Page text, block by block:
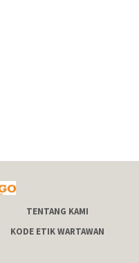
TENTANG KAMI
KODE ETIK WARTAWAN